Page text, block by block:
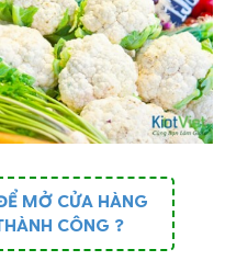
MỞ CỬA HÀNG
CÔNG ?